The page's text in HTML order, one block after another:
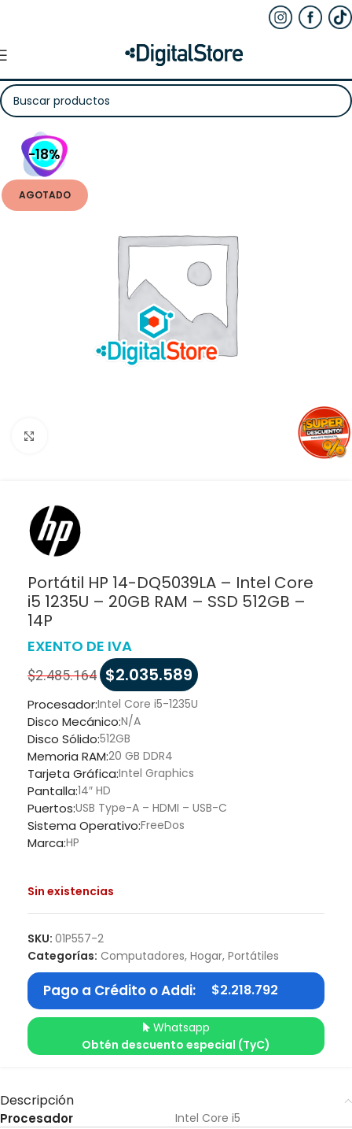
-18%
AGOTADO
Portátil HP 14-DQ5039LA – Intel Core
i5 1235U – 20GB RAM – SSD 512GB –
14P
EXENTO DE IVA
$2.485.164 $2.035.589
Procesador:Intel Core i5-1235U
Disco Mecánico:N/A
Disco Sólido:512GB
Memoria RAM:20 GB DDR4
Tarjeta Gráfica:Intel Graphics
Pantalla:14″ HD
Puertos:USB Type-A – HDMI – USB-C
Sistema Operativo:FreeDos
Marca:HP
Sin existencias
SKU: 01P557-2
Categorías: Computadores, Hogar, Portátiles
Pago a Crédito o Addi: $2.218.792
Whatsapp
Obtén descuento especial (TyC)
Descripción
Procesador Intel Core i5